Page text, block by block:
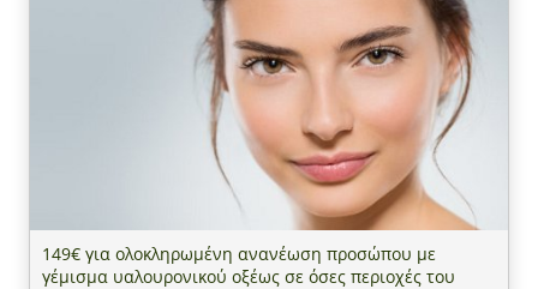
149€ για ολοκληρωμένη ανανέωση προσώπου με
γέμισμα υαλουρονικού οξέως σε όσες περιοχές του